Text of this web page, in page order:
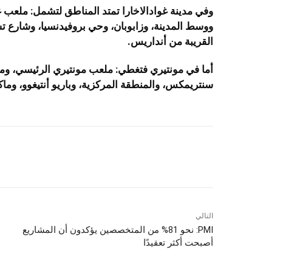
وفي مدينة غوادالاخارا تمتد المناطق لتشمل: ملعب
ووسط المدينة، وزابوبان، وحي بروفيدنسيا، وشارع
القريبة من أنداريس.
أما في مونتيري فتغطي: ملعب مونتيري الرئيسي،
سنتريمكس، والمنطقة المركزية، وباريو أنتيغوو،
التالي
PMI: نحو 81% من المتخصصين يؤكدون أن المشاريع
أصبحت أكثر تعقيدًا